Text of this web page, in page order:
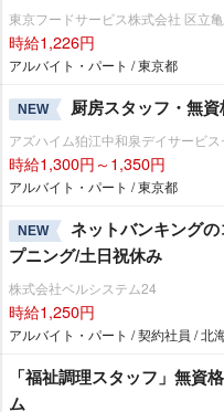
東京フードサービス株式会社 区立
時給1,226円
アルバイト・パート / 東京都
NEW 厨房スタッフ・無
アズハイム狛江中和泉デイサービス
時給1,300円～1,350円
アルバイト・パート / 東京都
NEW
ネットバンキング
プニング/土日祝休み
株式会社ベルシステム24
時給1,250円
アルバイト・パート / 契約社員 / 北
「福祉調理スタッフ」無資
ム